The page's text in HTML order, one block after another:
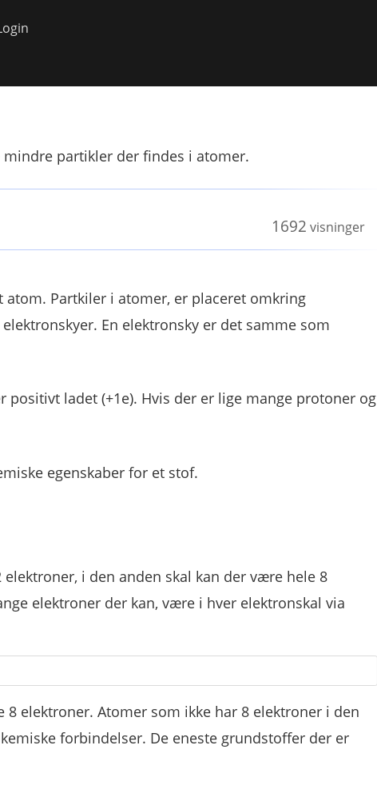
partikler der findes i atomer.
1692 visninger
Partkiler i atomer, er placeret omkring
En elektronsky er det samme som
positivt ladet (+1e). Hvis der er lige mange protoner og
egenskaber for et stof.
i den anden skal kan der være hele 8
elektroner der kan, være i hver elektronskal via
elektroner. Atomer som ikke har 8 elektroner i den
forbindelser. De eneste grundstoffer der er